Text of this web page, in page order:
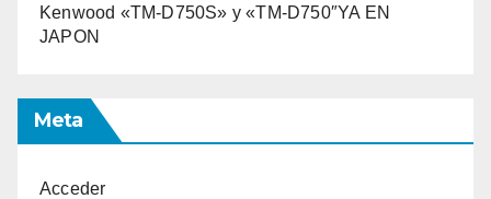
Kenwood «TM-D750S» y «TM-D750″YA EN
JAPON
Meta
Acceder